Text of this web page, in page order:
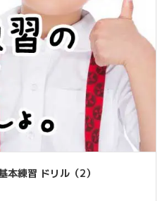
本練習 ドリル（2）